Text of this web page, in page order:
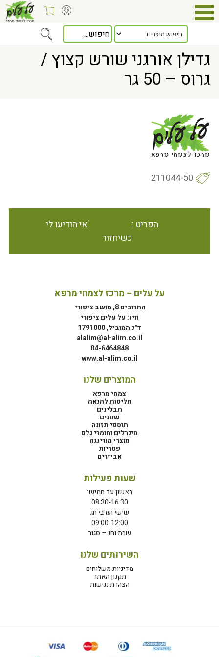
> גדילן אורגני שורש קצוץ / גרוס – 50 גר
גדילן אורגני שורש קצוץ /
גרוס – 50 גר
211044-50
הפריט אינו זמין במלאי הודיעו לי
כשיחזור
על עלים – מרכז לצמחי מרפא
החרובים 8, מושב ציפורי
וויז: על עלים ציפורי
ד"נ המוביל, 1791000
alalim@al-alim.co.il
04-6464848
www.al-alim.co.il
המוצרים שלנו
צמחי מרפא
חליטות להנאה
תבלינים
שמנים
תוספי תזונה
מינרלים וחומרי גלם
מוצרי מורינגה
פטריות
אביזרים
שעות פעילות
ראשון עד חמישי
08:30-16:30
שישי וערבי חג
09:00-12:00
שבת וחג – סגור
השירותים שלנו
מדיניות משלוחים
תקנון האתר
הצהרת נגישות